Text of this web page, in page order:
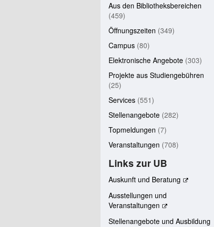
Aus den Bibliotheksbereichen
(459)
Öffnungszeiten (349)
Campus (80)
Elektronische Angebote (303)
Projekte aus Studiengebühren
(25)
Services (551)
Stellenangebote (282)
Topmeldungen (7)
Veranstaltungen (708)
Links zur UB
Auskunft und Beratung
Ausstellungen und
Veranstaltungen
Stellenangebote und Ausbildung